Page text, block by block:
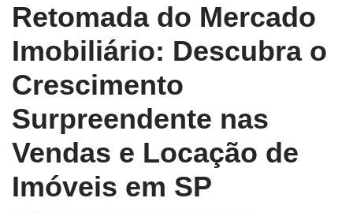
Retomada do Mercado
Imobiliário: Descubra o
Crescimento
Surpreendente nas
Vendas e Locação de
Imóveis em SP